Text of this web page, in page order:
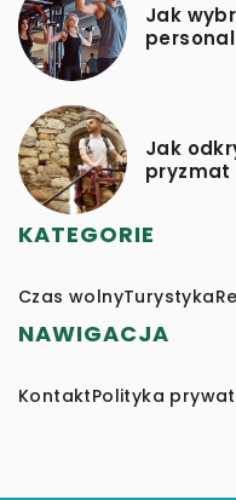
Jak
Jak
pryzmat
KATEGORIE
Czas wolnyTurystyka
NAWIGACJA
KontaktPolityka